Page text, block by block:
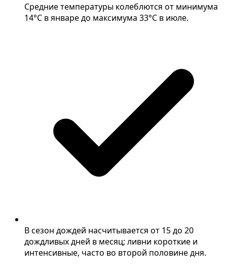
Средние температуры колеблются от минимума
14°C в январе до максимума 33°C в июле.
В сезон дождей насчитывается от 15 до 20
дождливых дней в месяц; ливни короткие и
интенсивные, часто во второй половине дня.